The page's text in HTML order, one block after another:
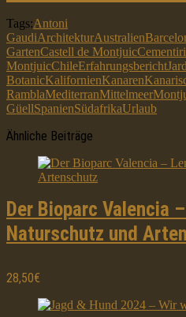
Tags:Antoni
GaudiArchitekturAustralien
GartenCastell de Montjuic
MontjuicChileErfahrungsbericht
BotanicKalifornienKanaren
RamblaMediterranMittelmeer
GüellSpanienSüdafrikaUrlaub
Ähnliche Beiträge
Der Bioparc Valencia
Naturschutz und
28,50€